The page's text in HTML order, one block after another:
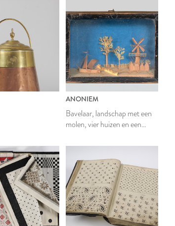
ANONIEM
Bavelaar, landschap met een
molen, vier huizen en een